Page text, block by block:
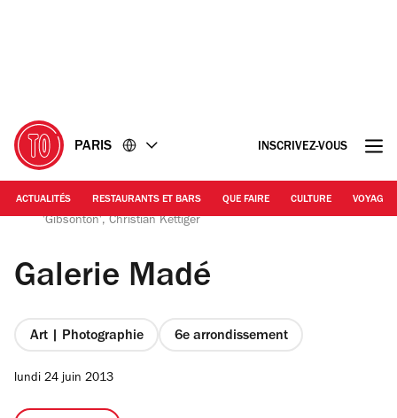
PARIS INSCRIVEZ-VOUS
ACTUALITÉS RESTAURANTS ET BARS QUE FAIRE CULTURE VOYAGE
© Barbara Chossis | La galerie Madé, lors du vernissage de
'Gibsonton', Christian Kettiger
Galerie Madé
Art | Photographie 6e arrondissement
lundi 24 juin 2013